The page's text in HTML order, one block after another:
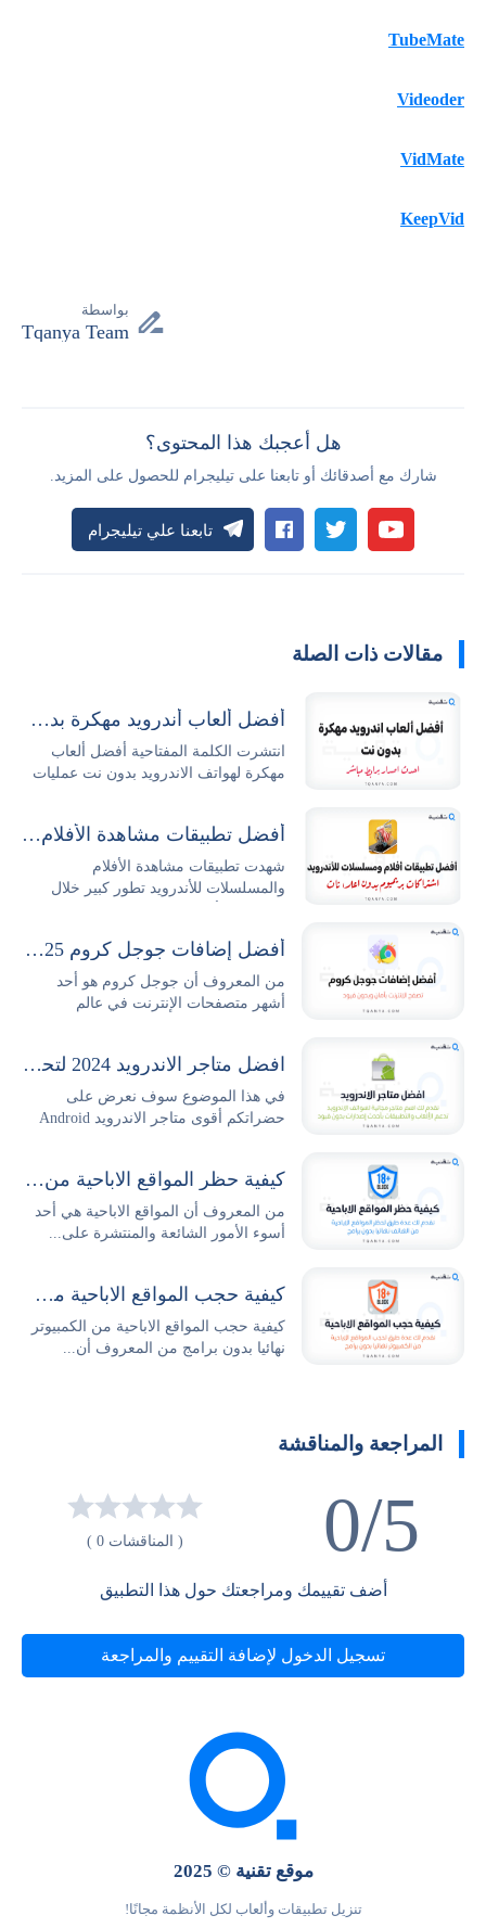
TubeMate
Videoder
VidMate
KeepVid
بواسطة
Tqanya Team
هل أعجبك هذا المحتوى؟
شارك مع أصدقائك أو تابعنا على تيليجرام للحصول على المزيد.
تابعنا علي تيليجرام
مقالات ذات الصلة
أفضل ألعاب أندرويد مهكرة بدون نت 2026 مجاناً
انتشرت الكلمة المفتاحية أفضل ألعاب
مهكرة لهواتف الاندرويد بدون نت عمليات
أفضل تطبيقات مشاهدة الأفلام والمسلسلات للأندرويد
شهدت تطبيقات مشاهدة الأفلام
والمسلسلات للأندرويد تطور كبير خلال
أفضل إضافات جوجل كروم 2025 وطريقة تثبيتها وإدارتها بكل سهولة
من المعروف أن جوجل كروم هو أحد
أشهر متصفحات الإنترنت في عالم
افضل متاجر الاندرويد 2024 لتحميل التطبيقات والالعاب مجانا
في هذا الموضوع سوف نعرض على
حضراتكم أقوى متاجر الاندرويد Android
كيفية حظر المواقع الاباحية من الهاتف نهائيا بدون برامج
من المعروف أن المواقع الاباحية هي أحد
أسوء الأمور الشائعة والمنتشرة على...
كيفية حجب المواقع الاباحية من الكمبيوتر نهائيا بدون برامج
كيفية حجب المواقع الاباحية من الكمبيوتر
نهائيا بدون برامج من المعروف أن...
المراجعة والمناقشة
0/5 ( المناقشات 0 )
أضف تقييمك ومراجعتك حول هذا التطبيق
تسجيل الدخول لإضافة التقييم والمراجعة
موقع تقنية © 2025
تنزيل تطبيقات وألعاب لكل الأنظمة مجانًا!